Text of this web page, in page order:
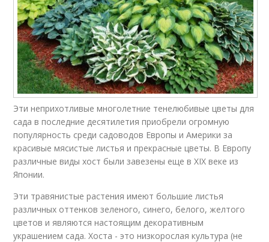
Эти неприхотливые многолетние тенелюбивые цветы для
сада в последние десятилетия приобрели огромную
популярность среди садоводов Европы и Америки за
красивые мясистые листья и прекрасные цветы. В Европу
различные виды хост были завезены еще в XIX веке из
Японии.
Эти травянистые растения имеют большие листья
различных оттенков зеленого, синего, белого, желтого
цветов и являются настоящим декоративным
украшением сада. Хоста - это низкорослая культура (не